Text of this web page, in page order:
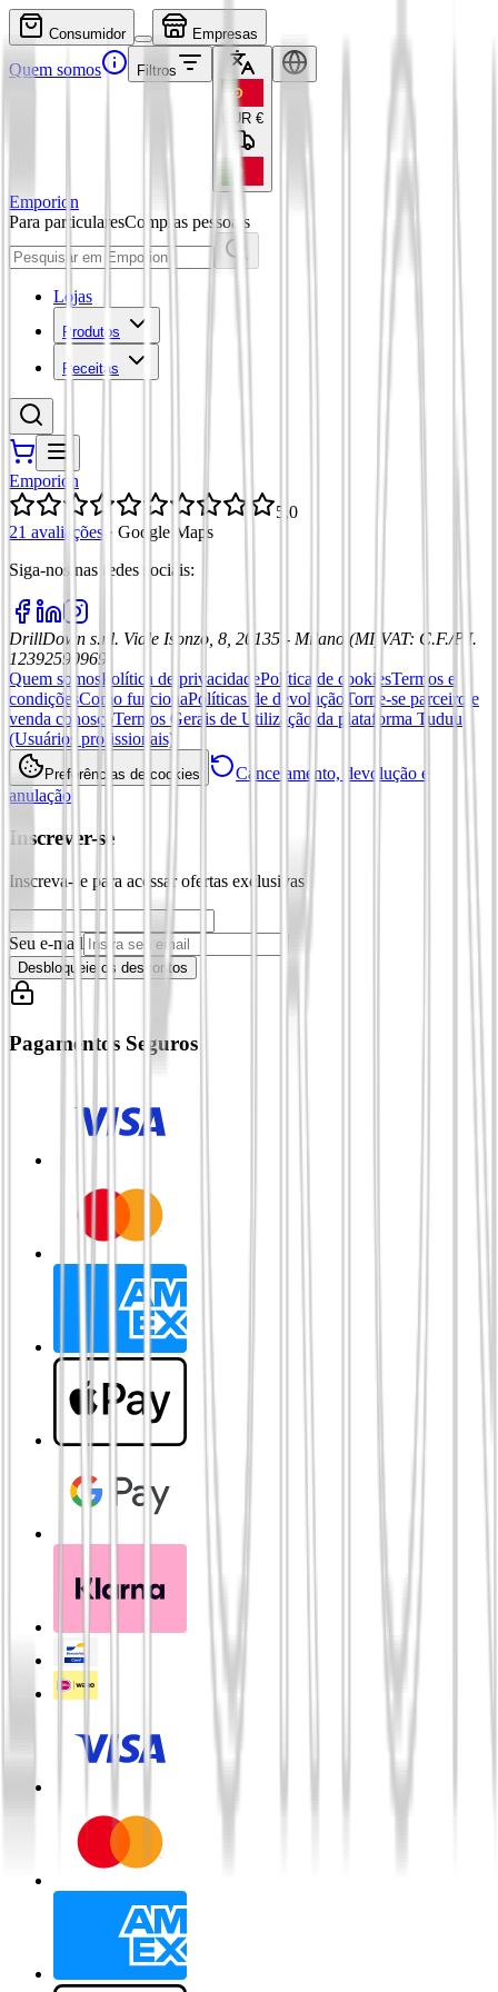
Consumidor Empresas
Quem somos Filtros
EUR €
Emporion
Para particularesCompras pessoais
Lojas
Produtos
Receitas
Emporion
5,0
21 avaliações · Google Maps
Siga-nos nas redes sociais:
DrillDown s.r.l. Viale Isonzo, 8, 20135 - Milano (MI) VAT: C.F./P.I.
12392590969
Quem somosPolítica de privacidadePolítica de cookiesTermos e
condiçõesComo funcionaPolíticas de devolução Torne-se parceiro e
venda conoscoTermos Gerais de Utilização da plataforma Tuduu
(Usuários profissionais)
Preferências de cookies
Cancelamento, devolução e
anulação
Inscrever-se
Inscreva-se para acessar ofertas exclusivas
Seu e-mail
Desbloqueie os descontos
Pagamentos Seguros